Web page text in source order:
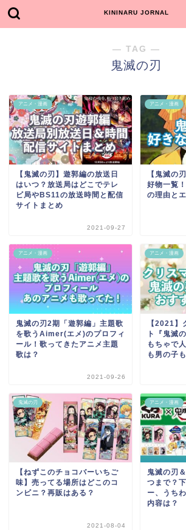
KININARU JORNAL
― TAG ―
鬼滅の刃
アニメ・漫画
【鬼滅の刃】遊郭編の放送日
はいつ？放送局はどこでテレ
ビ局やBS11の放送時間と配信
サイトまとめ
2021-09-27
アニメ・漫画
【鬼滅の
好物一覧
の理由と
アニメ・漫画
鬼滅の刃2期「遊郭編」主題歌
を歌うAimer(エメ)のプロフィ
ール！歌ってきたアニメ主題
歌は？
2021-09-26
アニメ・漫画
【2021】
ト『鬼滅
もちゃで
も男の子
鬼滅の刃
【ねずこのチョコバーいちご
味】売ってる場所はどこのコ
ンビニ？再販はある？
2021-08-04
アニメ・漫画
鬼滅の刃
つまで？
ー、うち
内容は？